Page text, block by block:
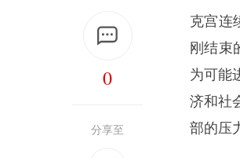
0
分享至
克宫连
刚结束
为可能
济和社
部的压